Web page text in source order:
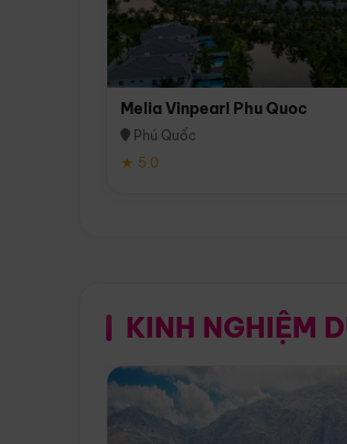
Melia Vinpearl Phu Quoc
Phú Quốc
★ 5.0
KINH NGHIỆM